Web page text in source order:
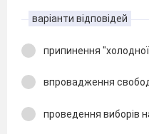
варіанти відповідей
припинення "холодної
впровадження
проведення виборів